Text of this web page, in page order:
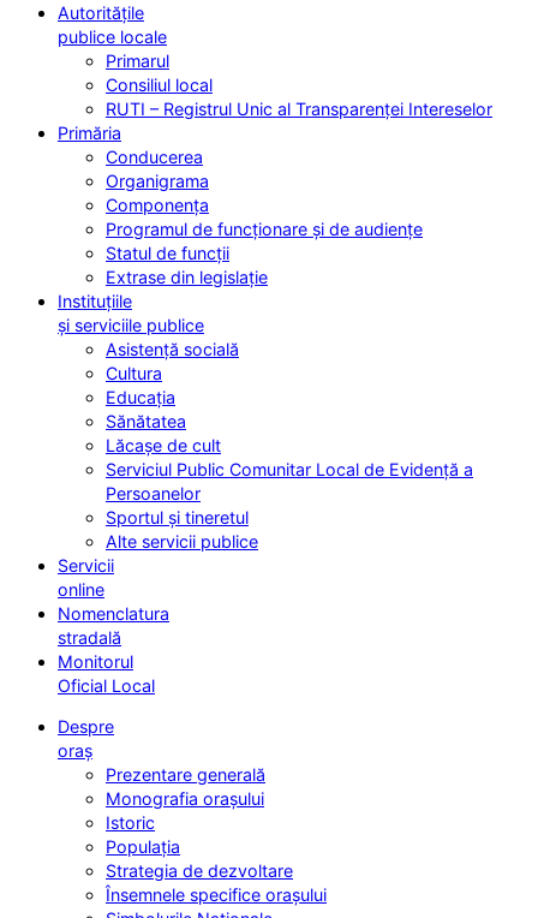
Autoritățile
publice locale
Primarul
Consiliul local
RUTI – Registrul Unic al Transparenței Intereselor
Primăria
Conducerea
Organigrama
Componența
Programul de funcționare și de audiențe
Statul de funcții
Extrase din legislație
Instituțiile
și serviciile publice
Asistență socială
Cultura
Educația
Sănătatea
Lăcașe de cult
Serviciul Public Comunitar Local de Evidență a
Persoanelor
Sportul și tineretul
Alte servicii publice
Servicii
online
Nomenclatura
stradală
Monitorul
Oficial Local
Despre
oraș
Prezentare generală
Monografia orașului
Istoric
Populația
Strategia de dezvoltare
Însemnele specifice orașului